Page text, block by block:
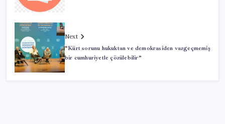
Next
“Kürt sorunu hukuktan ve demokrasiden vazgeçmemiş
bir cumhuriyetle çözülebilir”